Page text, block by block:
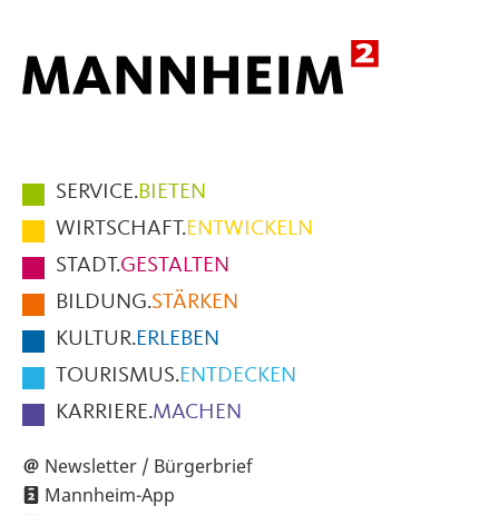
Hauptmenüpunkte
im
Fußbereich
der
Seite
SERVICE.BIETEN
WIRTSCHAFT.ENTWICKELN
STADT.GESTALTEN
BILDUNG.STÄRKEN
KULTUR.ERLEBEN
TOURISMUS.ENTDECKEN
KARRIERE.MACHEN
Newsletter / Bürgerbrief
Mannheim-App